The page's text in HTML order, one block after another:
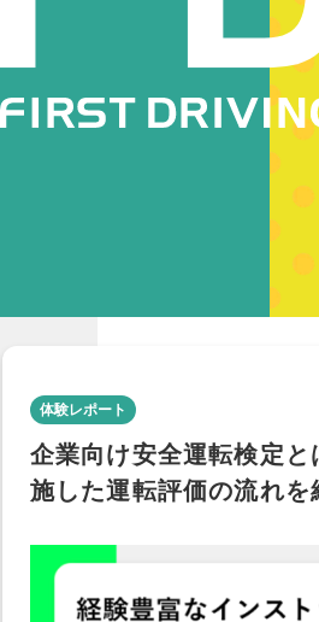
体験レポート
企業向け安全運転検定と
施した運転評価の流れを